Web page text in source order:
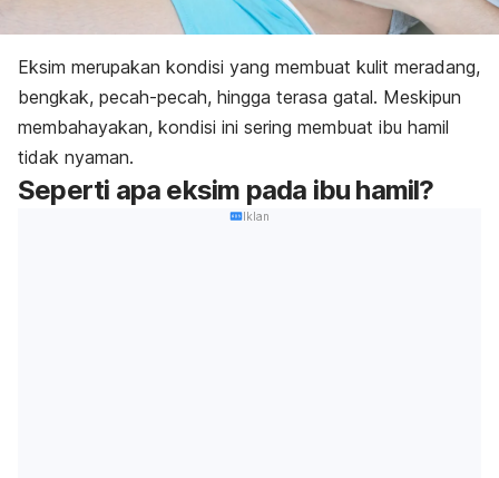
Eksim merupakan kondisi yang membuat kulit meradang,
bengkak, pecah-pecah, hingga terasa gatal. Meskipun
membahayakan, kondisi ini sering membuat ibu hamil
tidak nyaman.
Seperti apa eksim pada ibu hamil?
Iklan